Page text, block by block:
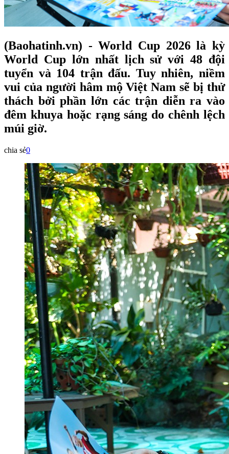
(Baohatinh.vn) - World Cup 2026 là kỳ
World Cup lớn nhất lịch sử với 48 đội
tuyển và 104 trận đấu. Tuy nhiên, niềm
vui của người hâm mộ Việt Nam sẽ bị thử
thách bởi phần lớn các trận diễn ra vào
đêm khuya hoặc rạng sáng do chênh lệch
múi giờ.
chia sẻ0